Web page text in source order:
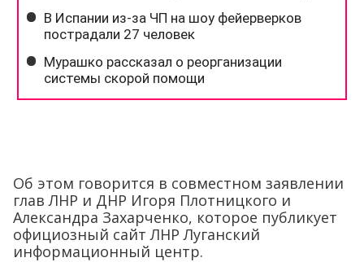
Об этом говорится в совместном заявлении
глав ЛНР и ДНР Игоря Плотницкого и
Александра Захарченко, которое публикует
официозный сайт ЛНР Луганский
информационный центр.